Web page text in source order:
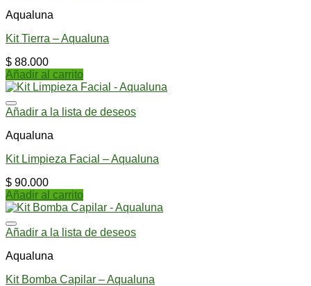
Aqualuna
Kit Tierra – Aqualuna
$ 88.000
Añadir al carrito
Añadir a la lista de deseos
Aqualuna
Kit Limpieza Facial – Aqualuna
$ 90.000
Añadir al carrito
Añadir a la lista de deseos
Aqualuna
Kit Bomba Capilar – Aqualuna